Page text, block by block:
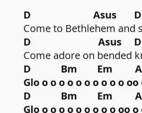
D
Come to Bethlehem and
D
Come adore on bended
D Bm Em A
Glo o o o o o o o o
D Bm Em A
Glo o o o o o o o o